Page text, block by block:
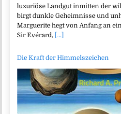
luxuriöse Landgut inmitten der
birgt dunkle Geheimnisse und
Marguerite hegt von Anfang an
Sir Evérard, [...]
Die Kraft der Himmelszeichen